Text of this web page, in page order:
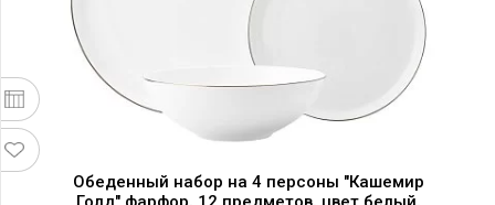
Обеденный набор на 4 персоны "Кашемир